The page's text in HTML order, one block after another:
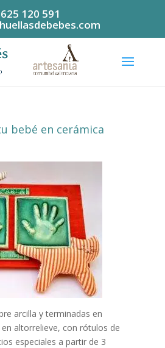
625 120 591
bebé en cerámica
arcilla y terminadas en
altorrelieve, con rótulos de
especiales a partir de 3